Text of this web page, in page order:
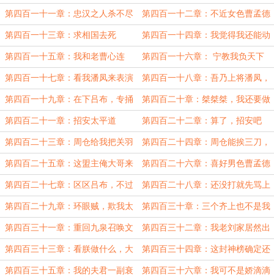
第四百一十一章：忠汉之人杀不尽 第四百一十二章：不近女色曹孟德
第四百一十三章：求相国去死 第四百一十四章：我觉得我还能动
第四百一十五章：我和老曹心连
心，老曹和我玩脑筋
第四百一十六章： 宁教我负天下
人，休教天下人负我
第四百一十七章：看我潘凤来表演
个大的！
第四百一十八章：吾乃上将潘凤，
可斩华雄
第四百一十九章：在下吕布，专捅
义父
第四百二十章：桀桀桀，我还要做
吕布的义父
第四百二十一章：招安太平道 第四百二十二章：算了，招安吧
第四百二十三章：周仓给我把关羽
那厮叉出去
第四百二十四章：周仓能挨三刀，
是个人物
第四百二十五章：这盟主俺大哥来
做
第四百二十六章：喜好男色曹孟德
第四百二十七章：区区吕布，不过
如此
第四百二十八章：还没打就先骂上
了
第四百二十九章：环眼贼，欺我太
甚
第四百三十章：三个齐上也不是我
的对手！
第四百三十一章：重回九泉召唤文
皇帝
第四百三十二章：我老刘家居然出
了个棋圣！
第四百三十三章：看朕做什么，大
秦早亡了
第四百三十四章：这封神榜确定还
是河洛游戏吗？
第四百三十五章：我的夫君一副衰 第四百三十六章：我可不是娇滴滴